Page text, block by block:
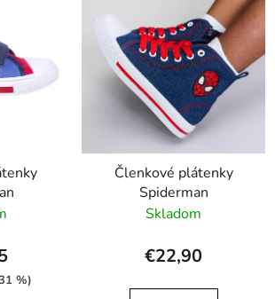
%)
Členkové plátenky
Spiderman
Skladom
€22,90